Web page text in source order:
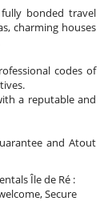
bonded travel
charming houses
codes of
a reputable and
and Atout
Île de Ré :
Secure